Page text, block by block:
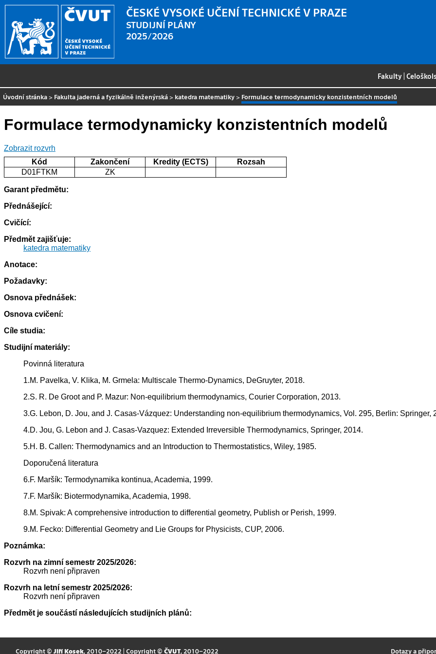
ČESKÉ VYSOKÉ UČENÍ TECHNICKÉ V PRAZE
STUDIJNÍ PLÁNY
2025/2026
Fakulty |
Úvodní stránka > Fakulta jaderná a fyzikálně inženýrská > katedra matematiky > Formulace termodynamicky konzistentních modelů
Formulace termodynamicky konzistentních modelů
Zobrazit rozvrh
Kód
Zakončení Kredity (ECTS)
Rozsah
D01FTKM
ZK
Garant předmětu:
Přednášející:
Cvičící:
Předmět zajišťuje:
katedra matematiky
Anotace:
Požadavky:
Osnova přednášek:
Osnova cvičení:
Cíle studia:
Studijní materiály:
Povinná literatura
1.M. Pavelka, V. Klika, M. Grmela: Multiscale Thermo-Dynamics, DeGruyter, 2018.
2.S. R. De Groot and P. Mazur: Non-equilibrium thermodynamics, Courier Corporation, 2013.
3.G. Lebon, D. Jou, and J. Casas-Vázquez: Understanding non-equilibrium thermodynamics, Vol. 295, Berlin: Springer,
4.D. Jou, G. Lebon and J. Casas-Vazquez: Extended Irreversible Thermodynamics, Springer, 2014.
5.H. B. Callen: Thermodynamics and an Introduction to Thermostatistics, Wiley, 1985.
Doporučená literatura
6.F. Maršík: Termodynamika kontinua, Academia, 1999.
7.F. Maršík: Biotermodynamika, Academia, 1998.
8.M. Spivak: A comprehensive introduction to differential geometry, Publish or Perish, 1999.
9.M. Fecko: Differential Geometry and Lie Groups for Physicists, CUP, 2006.
Poznámka:
Rozvrh na zimní semestr 2025/2026:
Rozvrh není připraven
Rozvrh na letní semestr 2025/2026:
Rozvrh není připraven
Předmět je součástí následujících studijních plánů:
Copyright © Jiří Kosek, 2010–2022 | Copyright © ČVUT, 2010–2022 Dotazy a